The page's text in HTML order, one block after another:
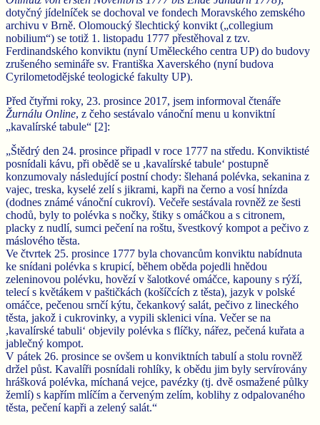
dotyčný jídelníček se dochoval ve fondech Moravského zemského
archivu v Brně. Olomoucký šlechtický konvikt („collegium
nobilium“) se totiž 1. listopadu 1777 přestěhoval z tzv.
Ferdinandského konviktu (nyní Uměleckého centra UP) do budovy
zrušeného semináře sv. Františka Xaverského (nyní budova
Cyrilometodějské teologické fakulty UP).
Před čtyřmi roky, 23. prosince 2017, jsem informoval čtenáře
Žurnálu Online, z čeho sestávalo vánoční menu u konviktní
„kavalírské tabule“ [2]:
„Štědrý den 24. prosince připadl v roce 1777 na středu. Konviktisté
posnídali kávu, při obědě se u ,kavalírské tabule‘ postupně
konzumovaly následující postní chody: šlehaná polévka, sekanina z
vajec, treska, kyselé zelí s jikrami, kapři na černo a vosí hnízda
(dodnes známé vánoční cukroví). Večeře sestávala rovněž ze šesti
chodů, byly to polévka s nočky, štiky s omáčkou a s citronem,
placky z nudlí, sumci pečení na roštu, švestkový kompot a pečivo z
máslového těsta.
Ve čtvrtek 25. prosince 1777 byla chovancům konviktu nabídnuta
ke snídani polévka s krupicí, během oběda pojedli hnědou
zeleninovou polévku, hovězí v šalotkové omáčce, kapouny s rýží,
telecí s květákem v paštičkách (košíčcích z těsta), jazyk v polské
omáčce, pečenou srnčí kýtu, čekankový salát, pečivo z lineckého
těsta, jakož i cukrovinky, a vypili sklenici vína. Večer se na
,kavalírské tabuli‘ objevily polévka s flíčky, nářez, pečená kuřata a
jablečný kompot.
V pátek 26. prosince se ovšem u konviktních tabulí a stolu rovněž
držel půst. Kavalíři posnídali rohlíky, k obědu jim byly servírovány
hrášková polévka, míchaná vejce, pavézky (tj. dvě osmažené půlky
žemlí) s kapřím mlíčím a červeným zelím, koblihy z odpalovaného
těsta, pečení kapři a zelený salát.“